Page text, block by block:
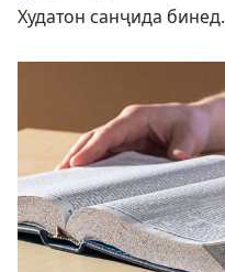
Худатон санҷида бинед.